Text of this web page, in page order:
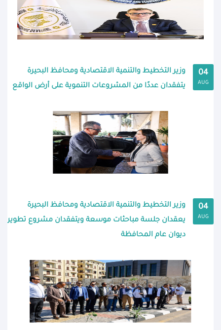
04
AUG
وزير التخطيط والتنمية الاقتصادية ومحافظ البحيرة
يتفقدان عددًا من المشروعات التنموية على أرض الواقع
04
AUG
وزير التخطيط والتنمية الاقتصادية ومحافظ البحيرة
يعقدان جلسة مباحثات موسعة ويتفقدان مشروع تطوير
ديوان عام المحافظة